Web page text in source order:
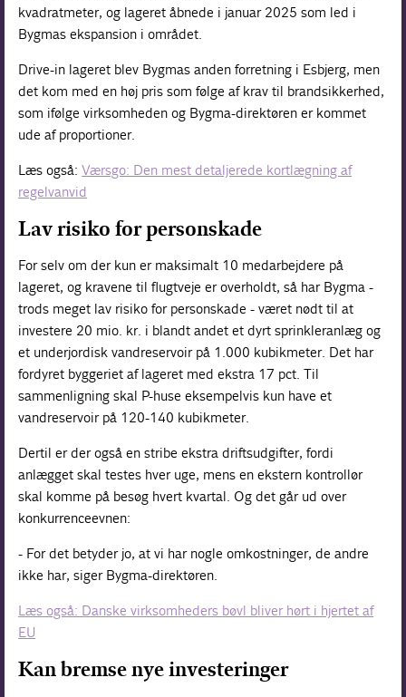
kvadratmeter, og lageret åbnede i januar 2025 som led i
Bygmas ekspansion i området.
Drive-in lageret blev Bygmas anden forretning i Esbjerg, men
det kom med en høj pris som følge af krav til brandsikkerhed,
som ifølge virksomheden og Bygma-direktøren er kommet
ude af proportioner.
Læs også:Værsgo: Den mest detaljerede kortlægning af
regelvanvid
Lav risiko for personskade
For selv om der kun er maksimalt 10 medarbejdere på
lageret, og kravene til flugtveje er overholdt, så har Bygma -
trods meget lav risiko for personskade - været nødt til at
investere 20 mio. kr. i blandt andet et dyrt sprinkleranlæg og
et underjordisk vandreservoir på 1.000 kubikmeter. Det har
fordyret byggeriet af lageret med ekstra 17 pct. Til
sammenligning skal P-huse eksempelvis kun have et
vandreservoir på 120-140 kubikmeter.
Dertil er der også en stribe ekstra driftsudgifter, fordi
anlægget skal testes hver uge, mens en ekstern kontrollør
skal komme på besøg hvert kvartal. Og det går ud over
konkurrenceevnen:
- For det betyder jo, at vi har nogle omkostninger, de andre
ikke har, siger Bygma-direktøren.
Læs også: Danske virksomheders bøvl bliver hørt i hjertet af
EU
Kan bremse nye investeringer